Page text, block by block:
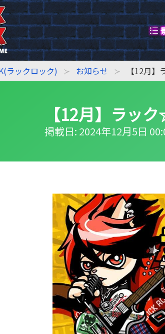
ラックロック) お知らせ 【12月
【12月】ラッ
掲載日: 2024年12月5日